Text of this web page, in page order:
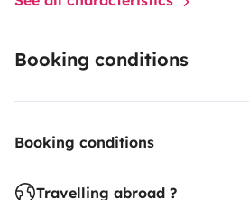
Festival- Besuche sind nicht erlaubt.
Booking conditions
Booking conditions
Travelling abroad ?